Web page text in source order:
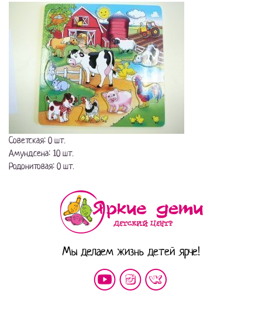
Советская: 0 шт.
Амундсена: 10 шт.
Родонитовая: 0 шт.
Мы делаем жизнь детей ярче!